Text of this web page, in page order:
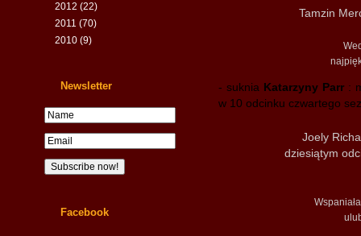
Tamzin
- suknia Katarzyny Parr:
w 10 odcinku czwartego
Joely
dziesiątym
2012 (22)
2011 (70)
2010 (9)
Newsletter
Facebook